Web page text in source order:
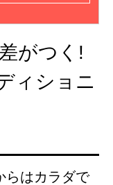
がつく!
ィショニ
らはカラダで